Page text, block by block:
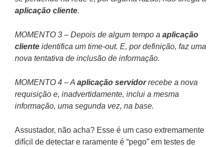
aplicação cliente.
MOMENTO 3 – Depois de algum tempo a aplicação
cliente identifica um time-out. E, por definição, faz uma
nova tentativa de inclusão de informação.
MOMENTO 4 – A aplicação servidorrecebe a nova
requisição e, inadvertidamente, inclui a mesma
informação, uma segunda vez, na base.
Assustador, não acha? Esse é um caso extremamente
difícil de detectar e raramente é “pego” em testes de